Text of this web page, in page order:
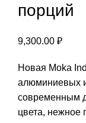
порций
9,300.00 ₽
Новая Moka
алюминиевых
современным
цвета, нежное